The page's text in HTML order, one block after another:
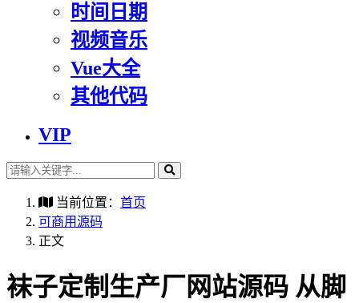
时间日期
视频音乐
Vue大全
其他代码
VIP
当前位置： 首页
可商用源码
正文
袜子定制生产厂网站源码 从脚